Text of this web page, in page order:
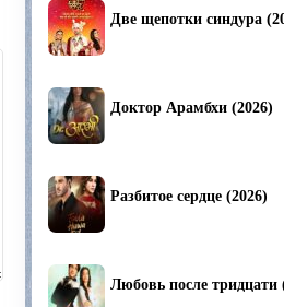
Две щепотки синдура
Доктор Арамбхи (2026)
Разбитое сердце (2026)
Любовь после тридцати